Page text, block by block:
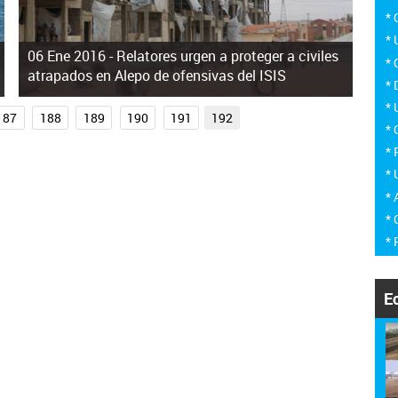
06 Ene 2016 -Relatores urgen a proteger a civiles
atrapados en Alepo de ofensivas del ISIS
188 189 190 191 192
*
*
*
*
*
*
*
*
*
*
*